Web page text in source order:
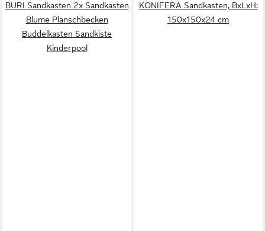
BURI Sandkasten 2x Sandkasten
Blume Planschbecken
Buddelkasten Sandkiste
Kinderpool
KONIFERA Sandkasten, BxLxH:
150x150x24 cm